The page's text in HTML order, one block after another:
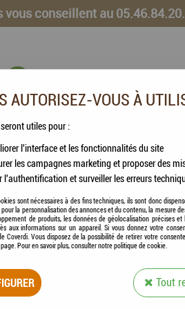
vous conseillent au
CHEVAUX VOLAILLES
Treats - Friandises Chat au Saumon
AU
AUTORISEZ-VOUS À
seront utiles pour :
l'interface et les fonctionnalités du site
les campagnes marketing et proposer des
l'authentification et surveiller les erreurs
sont nécessaires à des fins techniques, ils sont donc
pour la personnalisation des annonces et du contenu, la mesure
de produits, les données de géolocalisation précises
aux informations sur un appareil. Si vous donnez votre
Coverdi. Vous disposez de la possibilité de retirer votre
Pour en savoir plus, consulter notre politique de cookie.
Tout